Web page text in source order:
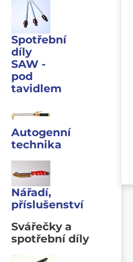
Spotřební
díly
SAW -
pod
tavidlem
Autogenní
technika
Nářadí,
příslušenství
Svářečky a
spotřební díly